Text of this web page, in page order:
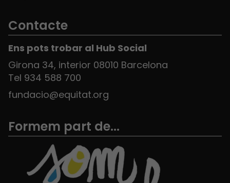
Contacte
Ens pots trobar al Hub Social
Girona 34, interior 08010 Barcelona
Tel 934 588 700
fundacio@equitat.org
Formem part de...